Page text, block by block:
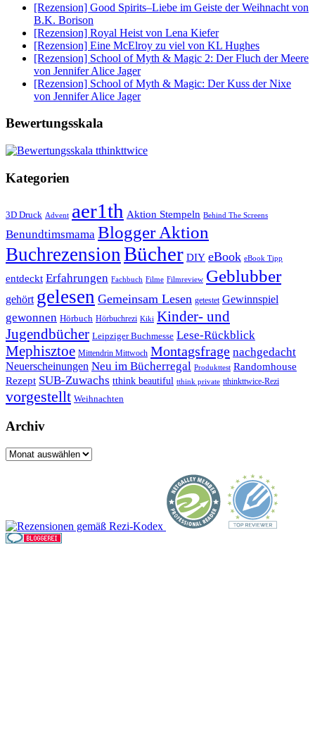
[Rezension] Good Spirits–Liebe im Geiste der Weihnacht von
B.K. Borison
[Rezension] Royal Heist von Lena Kiefer
[Rezension] Eine McElroy zu viel von KL Hughes
[Rezension] School of Myth & Magic 2: Der Fluch der Meere
von Jennifer Alice Jager
[Rezension] School of Myth & Magic: Der Kuss der Nixe
von Jennifer Alice Jager
Bewertungsskala
Kategorien
3D Druck Advent aer1th Aktion Stempeln Behind The Screens
Benundtimsmama Blogger Aktion
Buchrezension Bücher DIY eBook eBook Tipp
entdeckt Erfahrungen Fachbuch Filme Filmreview Geblubber
gehört gelesen Gemeinsam Lesen getestet Gewinnspiel
gewonnen Hörbuch Hörbuchrezi Kiki Kinder- und
Jugendbücher Leipziger Buchmesse Lese-Rückblick
Mephisztoe Mittendrin Mittwoch Montagsfrage nachgedacht
Neuerscheinungen Neu im Bücherregal Produkttest Randomhouse
Rezept SUB-Zuwachs tthink beautiful tthink private tthinkttwice-Rezi
vorgestellt Weihnachten
Archiv
Archiv